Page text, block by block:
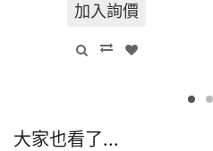
加入詢價
大家也看了...